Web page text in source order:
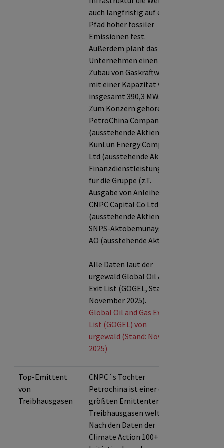
auch langfristig auf einen
Pfad hoher fossiler
Emissionen fest.
Außerdem plant das
Unternehmen einen
Zubau von Gaskraftwerken
mit einer Kapazität von
insgesamt 390,3 MW.
Zum Konzern gehören:
PetroChina Company Ltd
(ausstehende Aktien),
KunLun Energy Company
Ltd (ausstehende Aktien).
Finanzdienstleistungen
für die Gruppe (z.T.
Ausgabe von Anleihen):
CNPC Capital Co Ltd
(ausstehende Aktien),
SNPS-Aktobemunaygaz
AO (ausstehende Aktien).
Alle Daten laut der
urgewald Global Oil & Gas
Exit List (GOGEL, Stand:
November 2025).
Global Oil and Gas Exit
List (GOGEL) von
urgewald (Stand: Nov.
2025)
Top-Emittent
von
Treibhausgasen
CNPC´s Tochter
Petrochina ist einer der
größten Emittenten von
Treibhausgasen weltweit.
Nach den Daten der
Climate Action 100+